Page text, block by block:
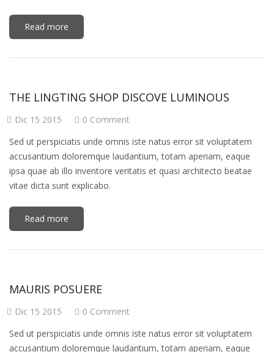
Read more
THE LINGTING SHOP DISCOVE LUMINOUS
Dic 15 2015
0 Comment
Sed ut perspiciatis unde omnis iste natus error sit voluptatem
accusantium doloremque laudantium, totam aperiam, eaque
ipsa quae ab illo inventore veritatis et quasi architecto beatae
vitae dicta sunt explicabo.
Read more
MAURIS POSUERE
Dic 15 2015
0 Comment
Sed ut perspiciatis unde omnis iste natus error sit voluptatem
accusantium doloremque laudantium, totam aperiam, eaque